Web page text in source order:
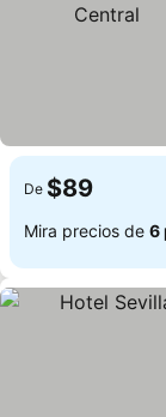
De $89
Mira precios de 6